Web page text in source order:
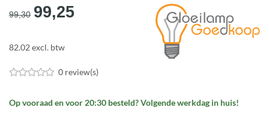
99,30 Oorspronkelijke
prijs
was:
99,25Huidige
82.02 excl. btw
0 review(s)
Op vooraad en voor 20:30 besteld? Volgende werkdag in huis!